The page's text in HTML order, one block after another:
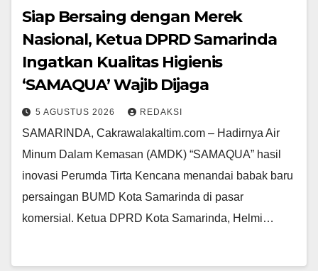
Siap Bersaing dengan Merek
Nasional, Ketua DPRD Samarinda
Ingatkan Kualitas Higienis
‘SAMAQUA’ Wajib Dijaga
5 AGUSTUS 2026 REDAKSI
SAMARINDA, Cakrawalakaltim.com – Hadirnya Air
Minum Dalam Kemasan (AMDK) “SAMAQUA” hasil
inovasi Perumda Tirta Kencana menandai babak baru
persaingan BUMD Kota Samarinda di pasar
komersial. Ketua DPRD Kota Samarinda, Helmi…